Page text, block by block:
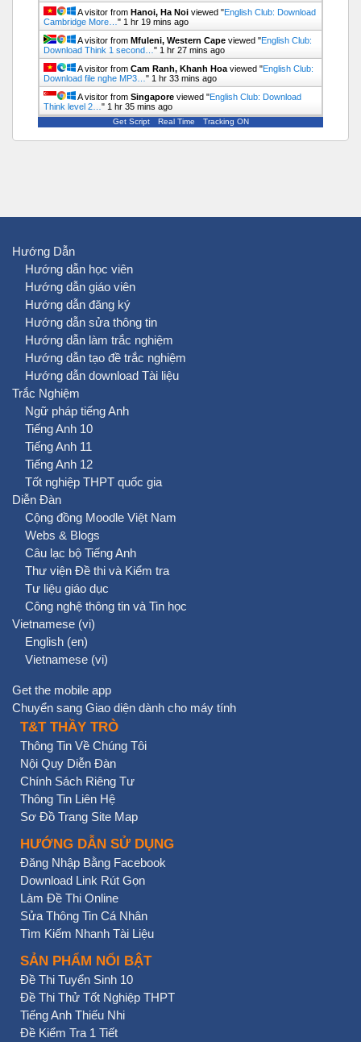
A visitor from Hanoi, Ha Noi viewed "English Club: Download
Cambridge More… " 1 hr 19 mins ago
A visitor from Mfuleni, Western Cape viewed "English Club:
Download Think 1 second… " 1 hr 27 mins ago
A visitor from Cam Ranh, Khanh Hoa viewed "English Club:
Download file nghe MP3… " 1 hr 33 mins ago
A visitor from Singapore viewed "English Club: Download
Think level 2… " 1 hr 35 mins ago
Get Script Real Time Tracking ON
Hướng Dẫn
Hướng dẫn học viên
Hướng dẫn giáo viên
Hướng dẫn đăng ký
Hướng dẫn sửa thông tin
Hướng dẫn làm trắc nghiệm
Hướng dẫn tạo đề trắc nghiệm
Hướng dẫn download Tài liệu
Trắc Nghiệm
Ngữ pháp tiếng Anh
Tiếng Anh 10
Tiếng Anh 11
Tiếng Anh 12
Tốt nghiệp THPT quốc gia
Diễn Đàn
Cộng đồng Moodle Việt Nam
Webs & Blogs
Câu lạc bộ Tiếng Anh
Thư viện Đề thi và Kiểm tra
Tư liệu giáo dục
Công nghệ thông tin và Tin học
Vietnamese ‎(vi)‎
English ‎(en)‎
Vietnamese ‎(vi)‎
Get the mobile app
Chuyển sang Giao diện dành cho máy tính
T&T THẦY TRÒ
Thông Tin Về Chúng Tôi
Nội Quy Diễn Đàn
Chính Sách Riêng Tư
Thông Tin Liên Hệ
Sơ Đồ Trang Site Map
HƯỚNG DẪN SỬ DỤNG
Đăng Nhập Bằng Facebook
Download Link Rút Gọn
Làm Đề Thi Online
Sửa Thông Tin Cá Nhân
Tìm Kiếm Nhanh Tài Liệu
SẢN PHẨM NỔI BẬT
Đề Thi Tuyển Sinh 10
Đề Thi Thử Tốt Nghiệp THPT
Tiếng Anh Thiếu Nhi
Đề Kiểm Tra 1 Tiết